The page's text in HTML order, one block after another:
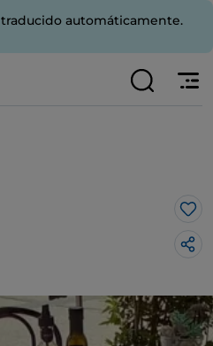
automáticamente.
Me